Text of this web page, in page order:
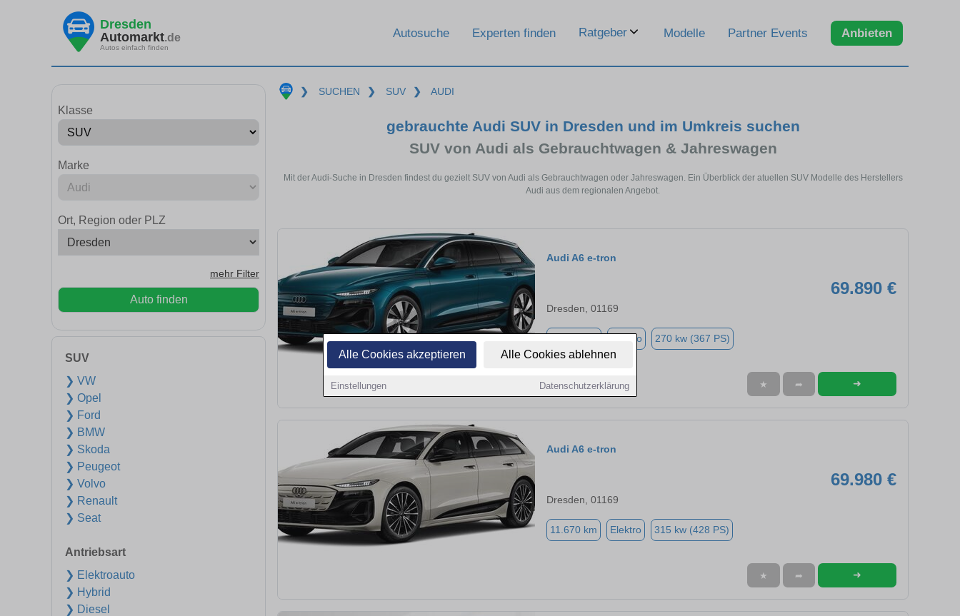
Alle Cookies akzeptieren Alle Cookies ablehnen
Einstellungen Datenschutzerklärung
Dresden
Automarkt.de
Autos einfach finden
Autosuche Experten finden Ratgeber Modelle Partner Events Anbieten
Klasse
Marke
Ort, Region oder PLZ
mehr Filter
Auto finden
SUV
❯ VW
❯ Opel
❯ Ford
❯ BMW
❯ Skoda
❯ Peugeot
❯ Volvo
❯ Renault
❯ Seat
Antriebsart
❯ Elektroauto
❯ Hybrid
❯ Diesel
❯ SUCHEN ❯ SUV ❯ AUDI
gebrauchte Audi SUV in Dresden und im Umkreis suchen
SUV von Audi als Gebrauchtwagen & Jahreswagen
Mit der Audi-Suche in Dresden findest du gezielt SUV von Audi als Gebrauchtwagen oder Jahreswagen. Ein Überblick der atuellen SUV Modelle des Herstellers
Audi aus dem regionalen Angebot.
Audi A6 e-tron
69.890 €
Dresden, 01169
Elektro 270 kw (367 PS)
★ ➦ ➜
Audi A6 e-tron
69.980 €
Dresden, 01169
11.670 km Elektro 315 kw (428 PS)
★ ➦ ➜